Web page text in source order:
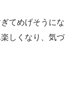
てめげそうにな
しくなり、気づ